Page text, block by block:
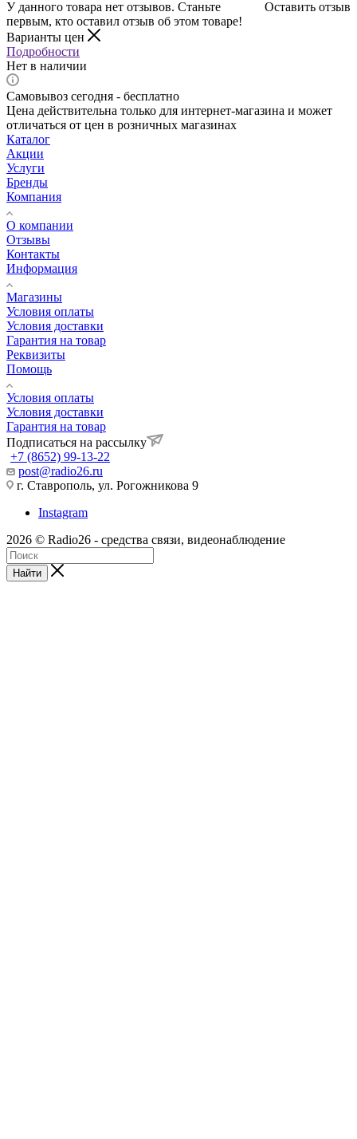
Оставить отзыв
У данного товара нет отзывов. Станьте
первым, кто оставил отзыв об этом товаре!
Варианты цен
Подробности
Нет в наличии
Самовывоз сегодня - бесплатно
Цена действительна только для интернет-магазина и может
отличаться от цен в розничных магазинах
Каталог
Акции
Услуги
Бренды
Компания
О компании
Отзывы
Контакты
Информация
Магазины
Условия оплаты
Условия доставки
Гарантия на товар
Реквизиты
Помощь
Условия оплаты
Условия доставки
Гарантия на товар
Подписаться на рассылку
+7 (8652) 99-13-22
post@radio26.ru
г. Ставрополь, ул. Рогожникова 9
Instagram
2026 © Radio26 - средства связи, видеонаблюдение
Найти